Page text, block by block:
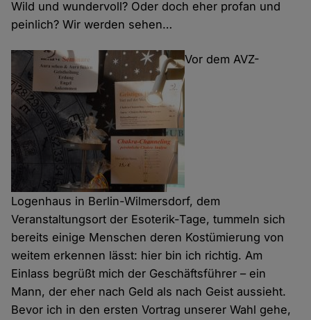
Wild und wundervoll? Oder doch eher profan und
peinlich? Wir werden sehen…
Vor dem AVZ-
Logenhaus in Berlin-Wilmersdorf, dem
Veranstaltungsort der Esoterik-Tage, tummeln sich
bereits einige Menschen deren Kostümierung von
weitem erkennen lässt: hier bin ich richtig. Am
Einlass begrüßt mich der Geschäftsführer – ein
Mann, der eher nach Geld als nach Geist aussieht.
Bevor ich in den ersten Vortrag unserer Wahl gehe,